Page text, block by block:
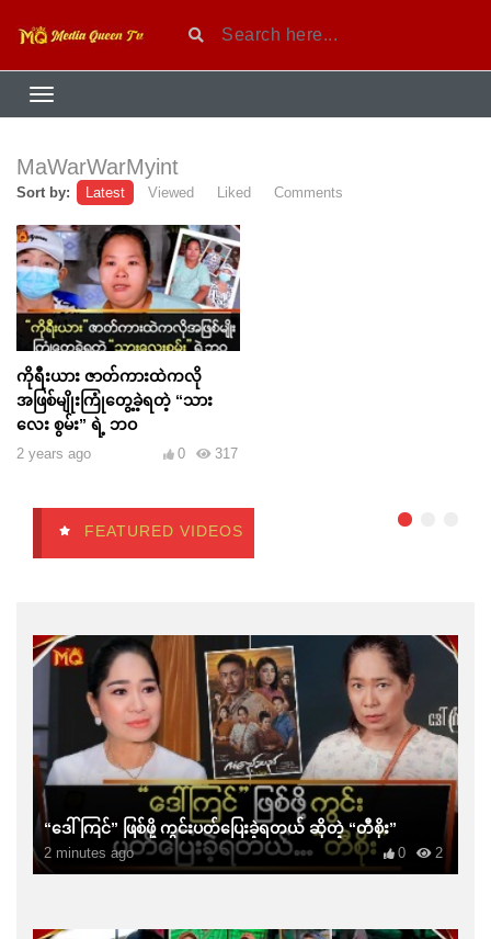
MaWarWarMyint
Sort by: Latest Viewed Liked Comments
ကိုရီးယား ဇာတ်ကားထဲကလို
အဖြစ်မျိုးကြုံတွေ့ခဲ့ရတဲ့ “သား
လေး စွမ်း” ရဲ့ ဘဝ
2 years ago 317
0
FEATURED VIDEOS
“ဒေါ်ကြင်” ဖြစ်ဖို့ ကွင်းပတ်ပြေးခဲ့ရတယ် ဆိုတဲ့ “တီစိုး”
2 minutes ago 2
0